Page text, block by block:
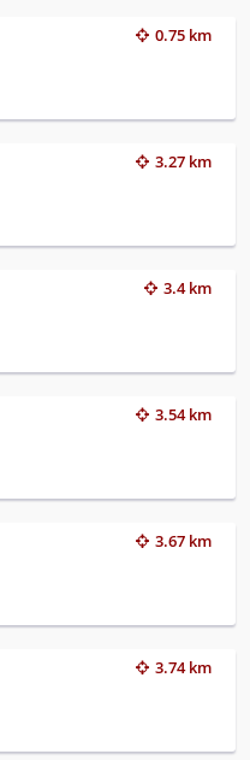
0.75 km
3.27 km
3.4 km
3.54 km
3.67 km
3.74 km